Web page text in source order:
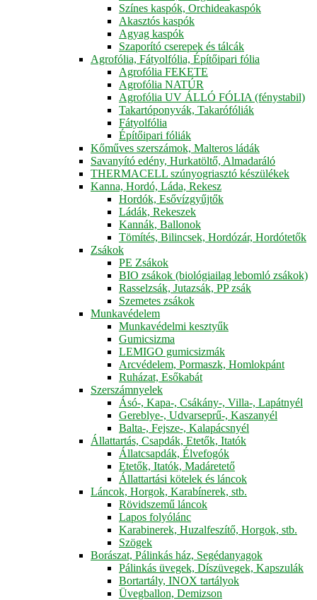
Színes kaspók, Orchideakaspók
Akasztós kaspók
Agyag kaspók
Szaporító cserepek és tálcák
Agrofólia, Fátyolfólia, Építőipari fólia
Agrofólia FEKETE
Agrofólia NATÚR
Agrofólia UV ÁLLÓ FÓLIA (fénystabil)
Takartóponyvák, Takarófóliák
Fátyolfólia
Építőipari fóliák
Kőműves szerszámok, Malteros ládák
Savanyító edény, Hurkatöltő, Almadaráló
THERMACELL szúnyogriasztó készülékek
Kanna, Hordó, Láda, Rekesz
Hordók, Esővízgyűjtők
Ládák, Rekeszek
Kannák, Ballonok
Tömítés, Bilincsek, Hordózár, Hordótetők
Zsákok
PE Zsákok
BIO zsákok (biológiailag lebomló zsákok)
Rasselzsák, Jutazsák, PP zsák
Szemetes zsákok
Munkavédelem
Munkavédelmi kesztyűk
Gumicsizma
LEMIGO gumicsizmák
Arcvédelem, Pormaszk, Homlokpánt
Ruházat, Esőkabát
Szerszámnyelek
Ásó-, Kapa-, Csákány-, Villa-, Lapátnyél
Gereblye-, Udvarseprű-, Kaszanyél
Balta-, Fejsze-, Kalapácsnyél
Állattartás, Csapdák, Etetők, Itatók
Állatcsapdák, Élvefogók
Etetők, Itatók, Madáretető
Állattartási kötelek és láncok
Láncok, Horgok, Karabínerek, stb.
Rövidszemű láncok
Lapos folyólánc
Karabinerek, Huzalfeszítő, Horgok, stb.
Szögek
Borászat, Pálinkás ház, Segédanyagok
Pálinkás üvegek, Díszüvegek, Kapszulák
Bortartály, INOX tartályok
Üvegballon, Demizson